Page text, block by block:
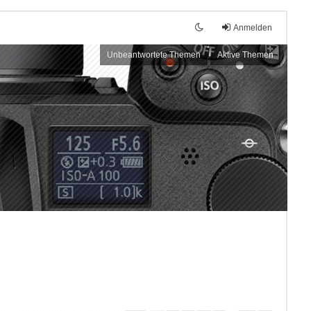
Anmelden
Unbeantwortete Themen Aktive Themen